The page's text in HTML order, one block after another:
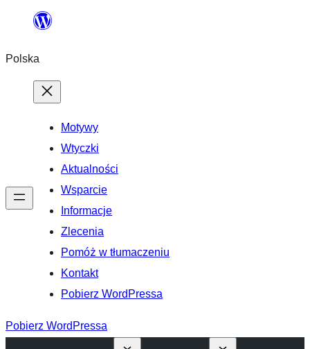
Przejdź
treści
Polska
Motywy
Wtyczki
Aktualności
Wsparcie
Informacje
Zlecenia
Pomóż w tłumaczeniu
Kontakt
Pobierz WordPressa
Pobierz WordPressa